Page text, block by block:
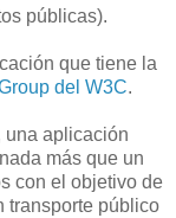
públicas).
que tiene la
del W3C.
una aplicación
más que un
con el objetivo de
transporte público